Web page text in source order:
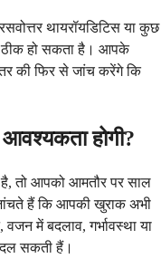
थायरॉयडिटिस या कुछ
ठीक हो सकता है। आपके
की फिर से जांच करेंगे कि
होगी?
है, तो आपको आमतौर पर साल
जांचते हैं कि आपकी खुराक अभी
में बदलाव, गर्भावस्था या
सकती हैं।